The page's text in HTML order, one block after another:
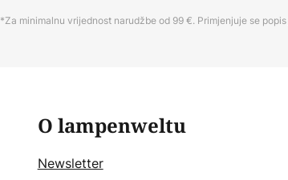
*Za minimalnu vrijednost narudžbe od 99 €. Primjenjuje se popis
O lampenweltu
Newsletter